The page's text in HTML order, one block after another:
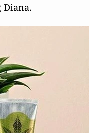
Diana.